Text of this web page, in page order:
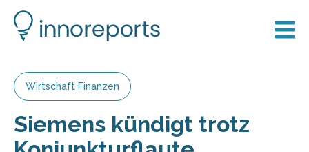
Wirtschaft Finanzen
Siemens kündigt trotz